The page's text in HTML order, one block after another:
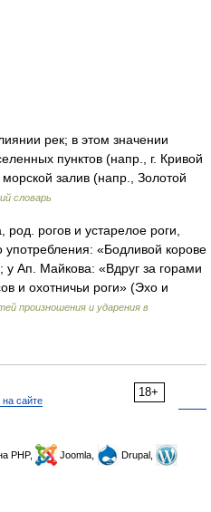
рек; в этом значении
пунктов (напр., г. Кривой
залив (напр., Золотой
словарь
рогов и устарелое роги,
употребления: «Бодливой корове
у Ап. Майкова: «Вдруг за горами
и охотничьи роги» (Эхо и
произношения и ударения в
18+
сайте
PHP, Joomla,
Drupal,